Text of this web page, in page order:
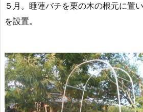
５月。睡蓮バチを栗の木の根元に置
を設置。